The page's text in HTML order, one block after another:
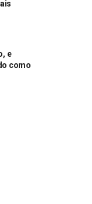
e
como